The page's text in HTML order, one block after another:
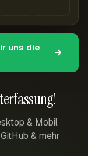
& Mobil
& mehr
uns die